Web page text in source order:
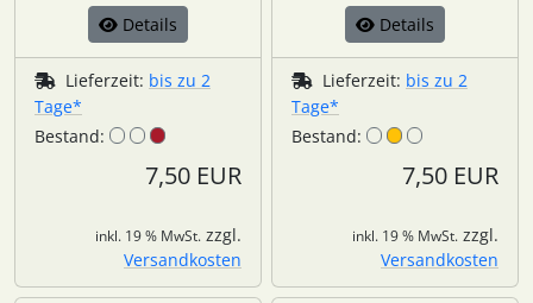
Details
Lieferzeit: bis zu 2
Tage*
Bestand:
7,50 EUR
inkl. 19 % MwSt. zzgl.
Versandkosten
Details
Lieferzeit: bis zu 2
Tage*
Bestand:
7,50 EUR
inkl. 19 % MwSt. zzgl.
Versandkosten